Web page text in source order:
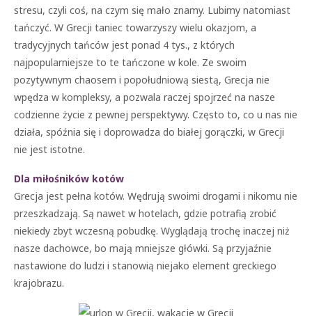
stresu, czyli coś, na czym się mało znamy. Lubimy natomiast
tańczyć. W Grecji taniec towarzyszy wielu okazjom, a
tradycyjnych tańców jest ponad 4 tys., z których
najpopularniejsze to te tańczone w kole. Ze swoim
pozytywnym chaosem i popołudniową siestą, Grecja nie
wpędza w kompleksy, a pozwala raczej spojrzeć na nasze
codzienne życie z pewnej perspektywy. Często to, co u nas nie
działa, spóźnia się i doprowadza do białej gorączki, w Grecji
nie jest istotne.
Dla miłośników kotów
Grecja jest pełna kotów. Wędrują swoimi drogami i nikomu nie
przeszkadzają. Są nawet w hotelach, gdzie potrafią zrobić
niekiedy zbyt wczesną pobudkę. Wyglądają trochę inaczej niż
nasze dachowce, bo mają mniejsze główki. Są przyjaźnie
nastawione do ludzi i stanowią niejako element greckiego
krajobrazu.